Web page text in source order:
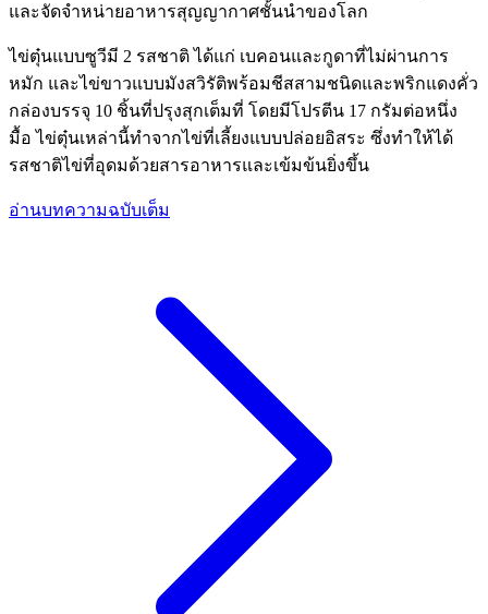
และจัดจำหน่ายอาหารสุญญากาศชั้นนำของโลก
ไข่ตุ๋นแบบซูวีมี 2 รสชาติ ได้แก่ เบคอนและกูดาที่ไม่ผ่านการ
หมัก และไข่ขาวแบบมังสวิรัติพร้อมชีสสามชนิดและพริกแดงคั่ว
กล่องบรรจุ 10 ชิ้นที่ปรุงสุกเต็มที่ โดยมีโปรตีน 17 กรัมต่อหนึ่ง
มื้อ ไข่ตุ๋นเหล่านี้ทำจากไข่ที่เลี้ยงแบบปล่อยอิสระ ซึ่งทำให้ได้
รสชาติไข่ที่อุดมด้วยสารอาหารและเข้มข้นยิ่งขึ้น
อ่านบทความฉบับเต็ม